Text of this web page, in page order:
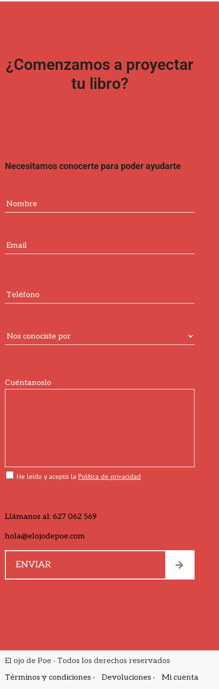
¿Comenzamos a proyectar
tu libro?
Necesitamos conocerte para poder ayudarte
Cuéntanoslo
He leído y acepto la Política de privacidad
Llámanos al: 627 062 569
hola@elojodepoe.com
El ojo de Poe · Todos los derechos reservados
Términos y condiciones ·
Devoluciones · Mi cuenta